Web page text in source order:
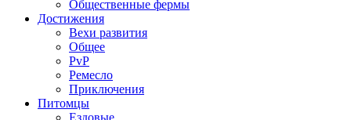
Общественные фермы
Достижения
Вехи развития
Общее
PvP
Ремесло
Приключения
Питомцы
Ездовые